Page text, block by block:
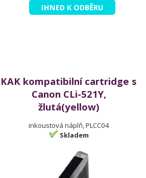
IHNED K ODBĚRU
KAK kompatibilní cartridge s
Canon CLi-521Y,
žlutá(yellow)
inkoustová náplň, PLCC04
Skladem